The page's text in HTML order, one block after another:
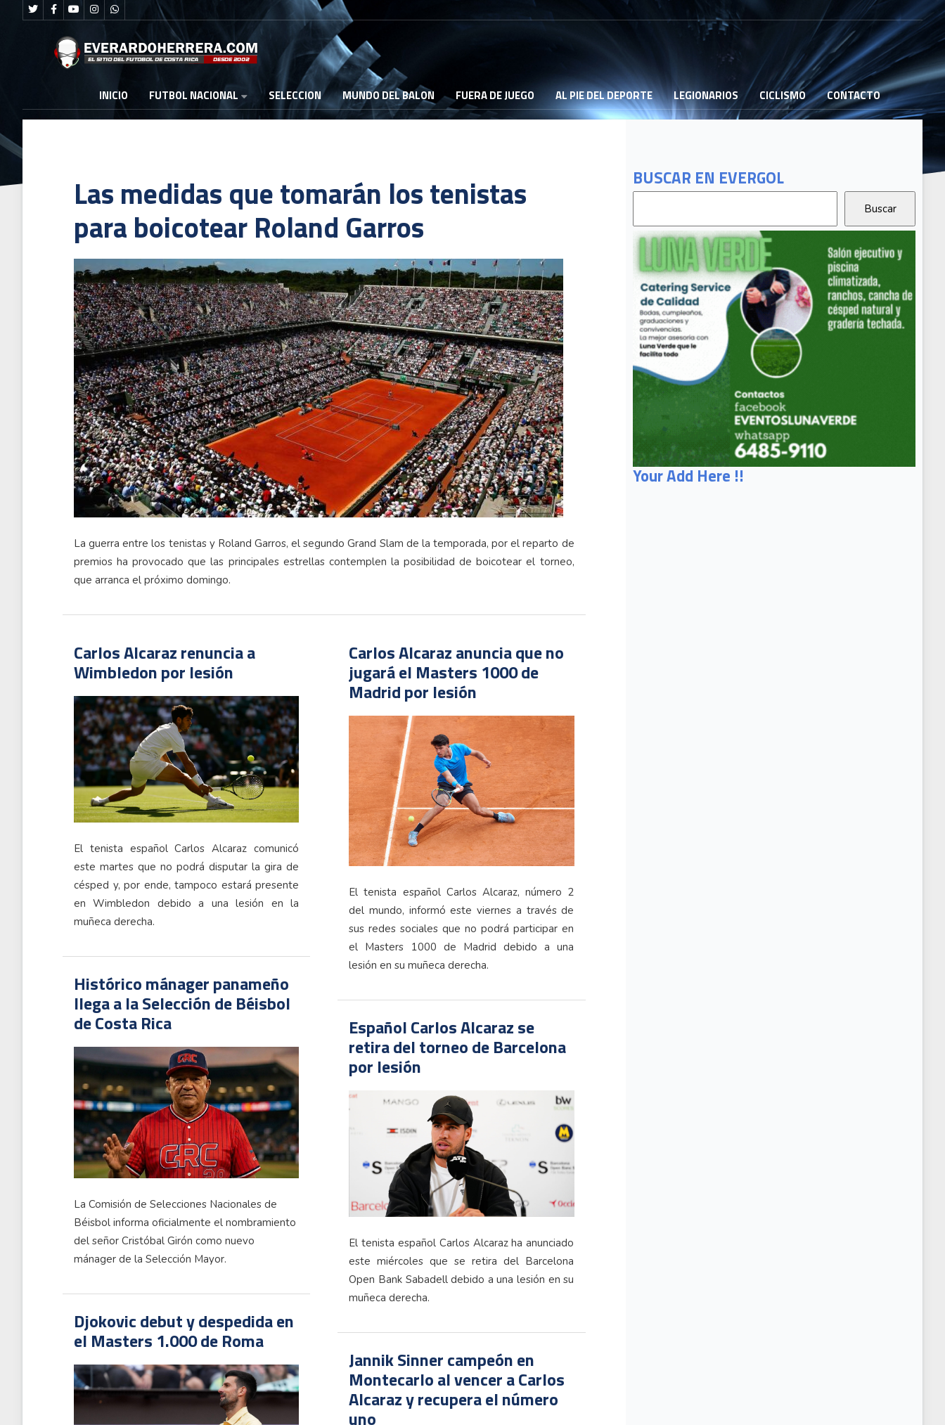
INICIO FUTBOL NACIONAL SELECCION MUNDO DEL BALON FUERA DE JUEGO AL PIE DEL DEPORTE LEGIONARIOS CICLISMO CONTACTO
BUSCAR EN EVERGOL
Your Add Here !!
Las medidas que tomarán los tenistas
para boicotear Roland Garros
La guerra entre los tenistas y Roland Garros, el segundo Grand Slam de la temporada, por el reparto de
premios ha provocado que las principales estrellas contemplen la posibilidad de boicotear el torneo,
que arranca el próximo domingo.
Carlos Alcaraz renuncia a
Wimbledon por lesión
El tenista español Carlos Alcaraz comunicó
este martes que no podrá disputar la gira de
césped y, por ende, tampoco estará presente
en Wimbledon debido a una lesión en la
muñeca derecha.
Histórico mánager panameño
llega a la Selección de Béisbol
de Costa Rica
La Comisión de Selecciones Nacionales de
Béisbol informa oficialmente el nombramiento
del señor Cristóbal Girón como nuevo
mánager de la Selección Mayor.
Djokovic debut y despedida en
el Masters 1.000 de Roma
Carlos Alcaraz anuncia que no
jugará el Masters 1000 de
Madrid por lesión
El tenista español Carlos Alcaraz, número 2
del mundo, informó este viernes a través de
sus redes sociales que no podrá participar en
el Masters 1000 de Madrid debido a una
lesión en su muñeca derecha.
Español Carlos Alcaraz se
retira del torneo de Barcelona
por lesión
El tenista español Carlos Alcaraz ha anunciado
este miércoles que se retira del Barcelona
Open Bank Sabadell debido a una lesión en su
muñeca derecha.
Jannik Sinner campeón en
Montecarlo al vencer a Carlos
Alcaraz y recupera el número
uno